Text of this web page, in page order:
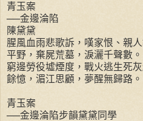
青玉案
──金邊淪陷
陳黛黛
腥風血雨悲歌訴，嘆家恨、親
平野，棄屍荒墓，淚灑千聲數。
窮邊勞役墟煙度，戰火逃生死
餘憶，湄江思顧，夢醒無歸路。
青玉案
──金邊淪陷步韻黛黛同學